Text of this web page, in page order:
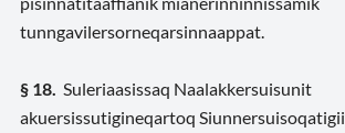
tunngavilersorneqarsinnaappat.
§ 18. Suleriaasissaq Naalakkersuisunit
akuersissutigineqartoq